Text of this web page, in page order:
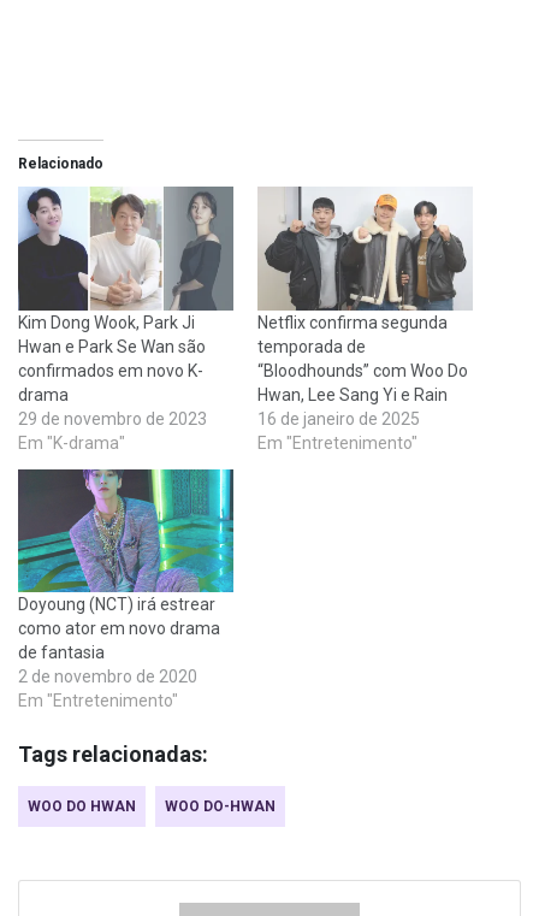
Relacionado
Kim Dong Wook, Park Ji
Hwan e Park Se Wan são
confirmados em novo K-
drama
29 de novembro de 2023
Em "K-drama"
Netflix confirma segunda
temporada de
“Bloodhounds” com Woo Do
Hwan, Lee Sang Yi e Rain
16 de janeiro de 2025
Em "Entretenimento"
Doyoung (NCT) irá estrear
como ator em novo drama
de fantasia
2 de novembro de 2020
Em "Entretenimento"
Tags relacionadas:
WOO DO HWAN WOO DO-HWAN